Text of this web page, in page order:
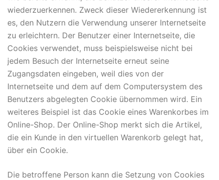
wiederzuerkennen. Zweck dieser Wiedererkennung ist
es, den Nutzern die Verwendung unserer Internetseite
zu erleichtern. Der Benutzer einer Internetseite, die
Cookies verwendet, muss beispielsweise nicht bei
jedem Besuch der Internetseite erneut seine
Zugangsdaten eingeben, weil dies von der
Internetseite und dem auf dem Computersystem des
Benutzers abgelegten Cookie übernommen wird. Ein
weiteres Beispiel ist das Cookie eines Warenkorbes im
Online-Shop. Der Online-Shop merkt sich die Artikel,
die ein Kunde in den virtuellen Warenkorb gelegt hat,
über ein Cookie.
Die betroffene Person kann die Setzung von Cookies